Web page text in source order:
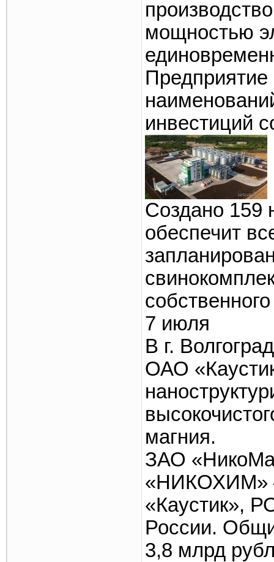
мощностью
Предприятие
инвестиций
Создано 159
обеспечит
7 июля
В г.
ОАО
магния.
ЗАО
«НИКОХИМ»
«Каустик»,
России.
3,8 млрд